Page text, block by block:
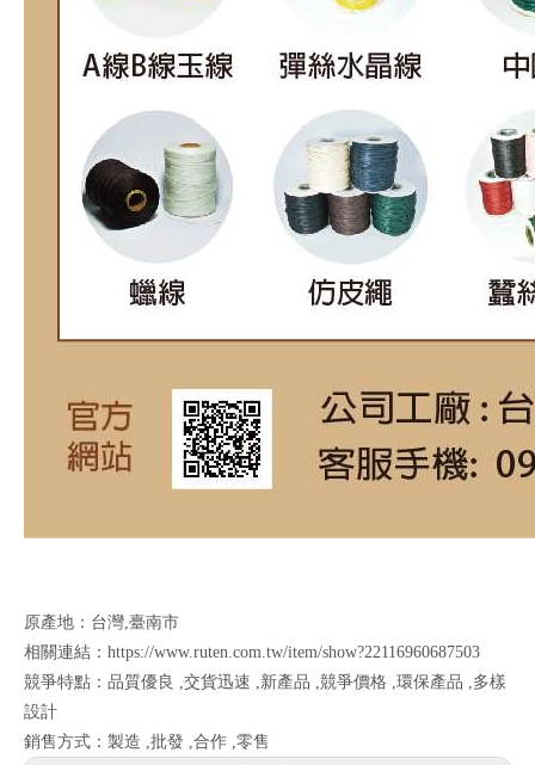
原產地：台灣,臺南市
相關連結：https://www.ruten.com.tw/item/show?22116960687503
競爭特點：品質優良 ,交貨迅速 ,新產品 ,競爭價格 ,環保產品 ,多樣
設計
銷售方式：製造 ,批發 ,合作 ,零售